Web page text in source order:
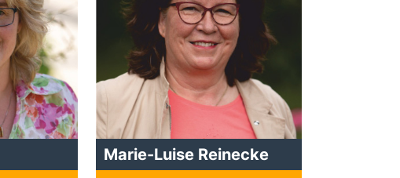
Marie-Luise Reinecke